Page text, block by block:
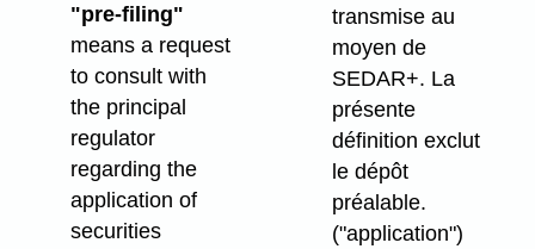
"pre-filing"
means a request
to consult with
the principal
regulator
regarding the
application of
securities
transmise au
moyen de
SEDAR+. La
présente
définition exclut
le dépôt
préalable.
("application")